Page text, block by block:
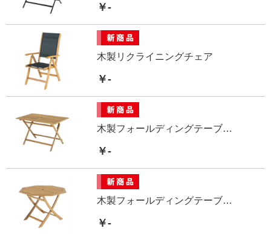
￥-
木製リクライニングチェア
￥-
木製フォールディングテーブル 長方形
￥-
木製フォールディングテーブル 八角形
￥-